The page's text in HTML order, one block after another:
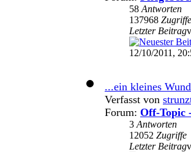
58 Antworten
137968 Zugriffe
Letzter Beitrag
12/10/2011,
...ein kleines
Verfasst von
Forum: Off-Topic
3 Antworten
12052 Zugriffe
Letzter Beitrag